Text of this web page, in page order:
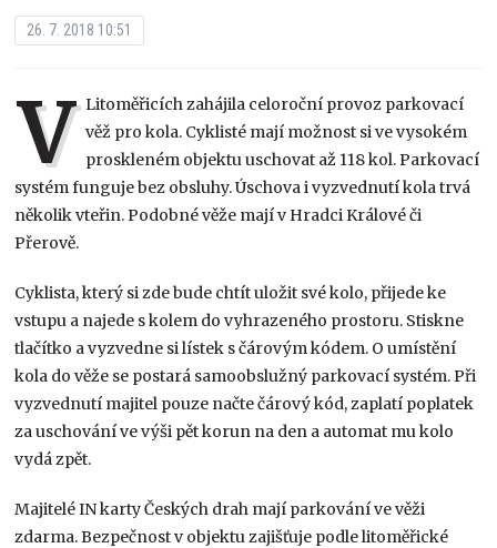
26. 7. 2018 10:51
V Litoměřicích zahájila celoroční provoz parkovací
věž pro kola. Cyklisté mají možnost si ve vysokém
proskleném objektu uschovat až 118 kol. Parkovací
systém funguje bez obsluhy. Úschova i vyzvednutí kola trvá
několik vteřin. Podobné věže mají v Hradci Králové či
Přerově.
Cyklista, který si zde bude chtít uložit své kolo, přijede ke
vstupu a najede s kolem do vyhrazeného prostoru. Stiskne
tlačítko a vyzvedne si lístek s čárovým kódem. O umístění
kola do věže se postará samoobslužný parkovací systém. Při
vyzvednutí majitel pouze načte čárový kód, zaplatí poplatek
za uschování ve výši pět korun na den a automat mu kolo
vydá zpět.
Majitelé IN karty Českých drah mají parkování ve věži
zdarma. Bezpečnost v objektu zajišťuje podle litoměřické